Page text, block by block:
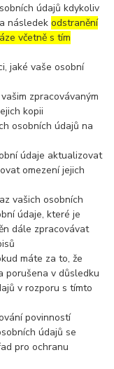
údajů kdykoliv
následekodstranění
včetně s tím
jaké vaše osobní
zpracovávaným
kopii
osobních údajů na
údaje aktualizovat
omezení jejich
vašich osobních
údaje, které je
dále zpracovávat
máte za to, že
porušena v důsledku
v rozporu s tímto
povinností
údajů se
pro ochranu